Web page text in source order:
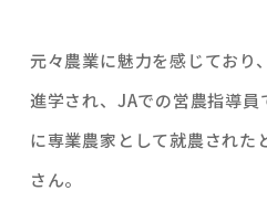
元々農業に魅力を感じており
進学され、JAでの営農指導
に専業農家として就農された
さん。